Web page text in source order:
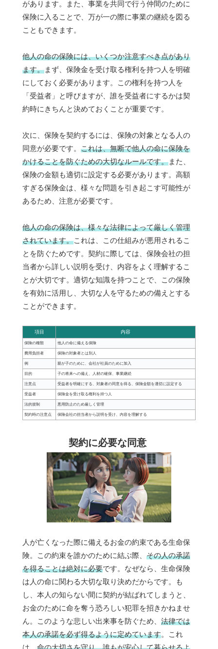
があります。また、事業を共同で行う仲間のために
保険に入ることで、万が一の際に事業の継続を図る
こともできます。
他人の命の保険には、いくつか注意すべき点があり
ます。まず、保険金を受け取る権利を持つ人を明確
にしておく必要があります。この権利を持つ人を
「受益者」と呼びますが、誰を受益者にするかは契
約時にきちんと決めておくことが重要です。
次に、保険を契約するには、保険の対象となる人の
同意が必要です。 これは、無断で他人の命に保険を
かけることを防ぐための大切なルールです。また、
保険の金額も適切に設定する必要があります。高額
すぎる保険金は、様々な問題を引き起こす可能性が
あるため、注意が必要です。
他人の命の保険は、様々な法律によって厳しく管理
されています。これは、この仕組みが悪用されるこ
とを防ぐためです。契約に際しては、保険会社の担
当者から詳しい説明を受け、内容をよく理解するこ
とが大切です。適切な知識を持つことで、この保険
を有効に活用し、大切な人を守るための備えとする
ことができます。
項目 内容
保険の種類 他人の命に備える保険
費用負担者 保険の対象者とは別人
例 親が子のために、会社が社員のために加入
目的 子の将来への備え、人材の確保、事業継続
注意点 受益者を明確にする、対象者の同意を得る、保険金額を適切に設定する
受益者 保険金を受け取る権利を持つ人
法的規制 悪用防止のため厳しく管理
契約時の注意点 保険会社の担当者から説明を受け、内容を理解する
契約に必要な同意
人が亡くなった際に備えるお金の約束である生命保
険。この約束を誰かのために結ぶ際、 その人の承諾
を得ることは絶対に必要です。なぜなら、生命保険
は人の命に関わる大切な取り決めだからです。も
し、本人の知らない間に契約が結ばれてしまうと、
お金のために命を奪う恐ろしい犯罪を招きかねませ
ん。このような悲しい出来事を防ぐため、 法律では
本人の承諾を必ず得るように定めています。これ
は、 命の大切さを守り、誰もが安心して暮らせるよ